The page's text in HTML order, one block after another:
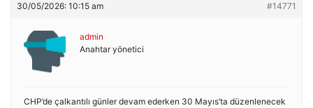
30/05/2026: 10:15 am #14771
admin
Anahtar yönetici
CHP’de çalkantılı günler devam ederken 30 Mayıs’ta düzenlenecek